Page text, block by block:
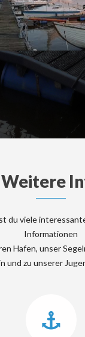
Weitere
du viele
Informationen
Hafen, unser
und zu unserer